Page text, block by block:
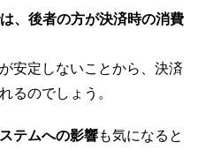
、後者の方が決済時の消費
安定しないことから、決済
るのでしょう。
テムへの影響も気になると